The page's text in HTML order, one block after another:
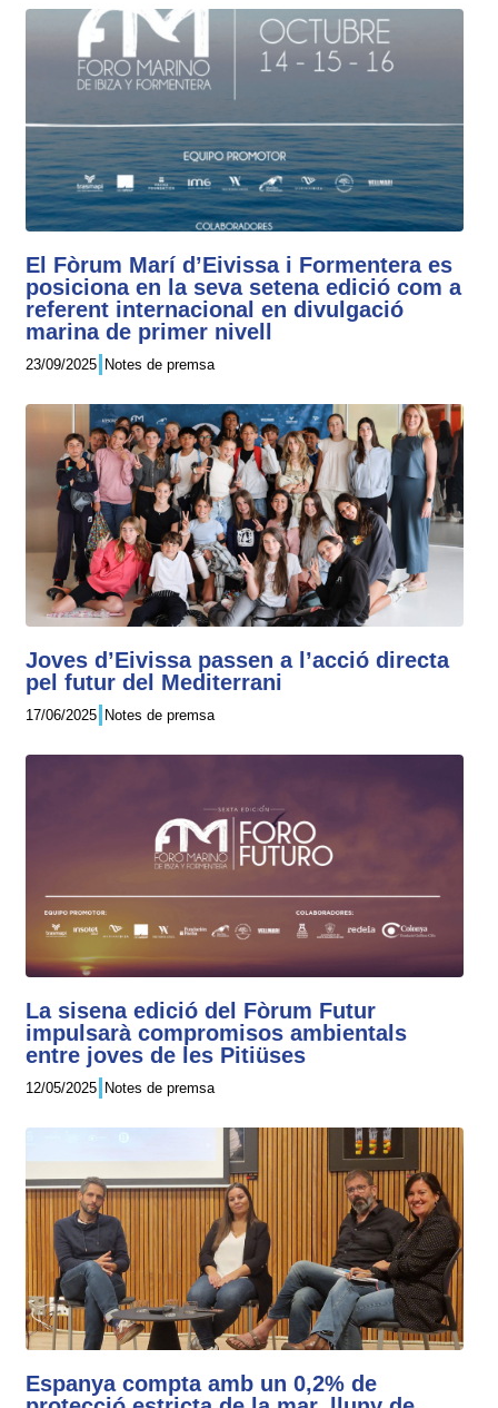
El Fòrum Marí d’Eivissa i Formentera es
posiciona en la seva setena edició com a
referent internacional en divulgació
marina de primer nivell
23/09/2025 Notes de premsa
Joves d’Eivissa passen a l’acció directa
pel futur del Mediterrani
17/06/2025 Notes de premsa
La sisena edició del Fòrum Futur
impulsarà compromisos ambientals
entre joves de les Pitiüses
12/05/2025 Notes de premsa
Espanya compta amb un 0,2% de